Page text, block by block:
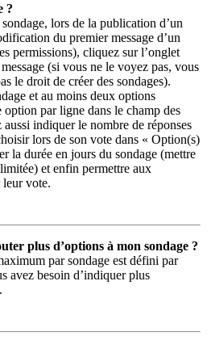
?
lors de la publication d’un
du premier message d’un
permissions), cliquez sur l’onglet
(si vous ne le voyez pas, vous
le droit de créer des sondages).
et au moins deux options
option par ligne dans le champ des
aussi indiquer le nombre de réponses
lors de son vote dans « Option(s)
la durée en jours du sondage (mettre
et enfin permettre aux
vote.
plus d’options à mon sondage ?
par sondage est défini par
avez besoin d’indiquer plus